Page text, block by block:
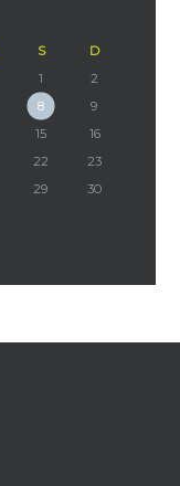
S
D
1
2
8
9
15
16
22
23
29
30